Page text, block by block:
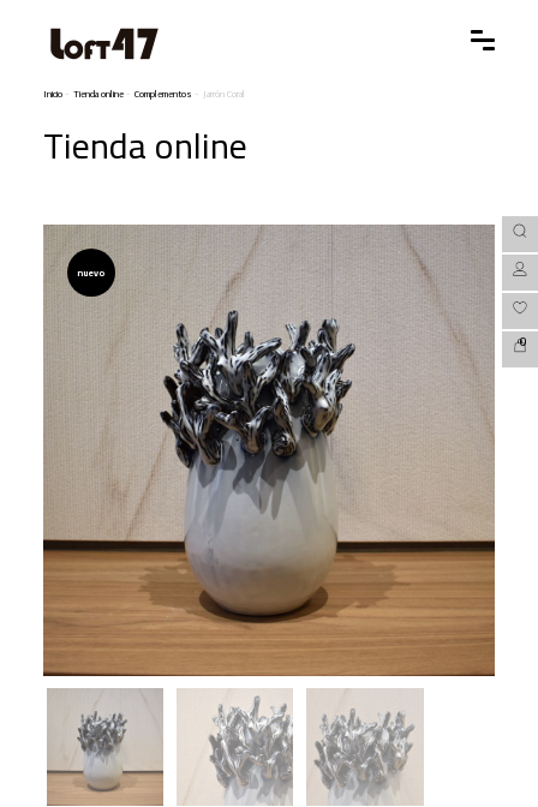
0
Inicio- Tienda online- Complementos - Jarrón Coral
Tienda online
nuevo